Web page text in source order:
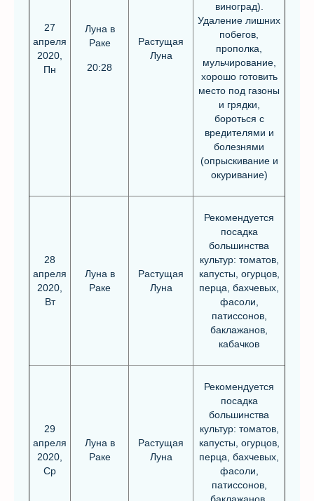
27
апреля
2020,
Пн
Луна в
Раке
20:28
Растущая
Луна
виноград).
Удаление лишних
побегов,
прополка,
мульчирование,
хорошо готовить
место под газоны
и грядки,
бороться с
вредителями и
болезнями
(опрыскивание и
окуривание)
28
апреля
2020,
Вт
Луна в
Раке
Растущая
Луна
Рекомендуется
посадка
большинства
культур: томатов,
капусты, огурцов,
перца, бахчевых,
фасоли,
патиссонов,
баклажанов,
кабачков
29
апреля
2020,
Ср
Луна в
Раке
Растущая
Луна
Рекомендуется
посадка
большинства
культур: томатов,
капусты, огурцов,
перца, бахчевых,
фасоли,
патиссонов,